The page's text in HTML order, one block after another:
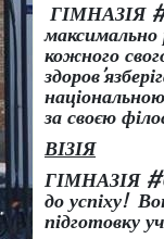
ГІМНАЗІЯ
максимально
кожного
здоров’
за своєю
ВІЗІЯ
ГІМНАЗІЯ #6
до успіху!
підготовку